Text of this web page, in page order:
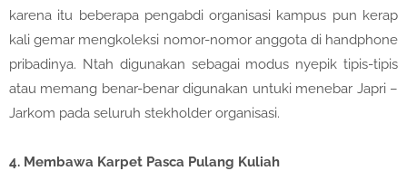
karena itu beberapa pengabdi organisasi kampus pun kerap
kali gemar mengkoleksi nomor-nomor anggota di handphone
pribadinya. Ntah digunakan sebagai modus nyepik tipis-tipis
atau memang benar-benar digunakan untuki menebar Japri –
Jarkom pada seluruh stekholder organisasi.
4. Membawa Karpet Pasca Pulang Kuliah